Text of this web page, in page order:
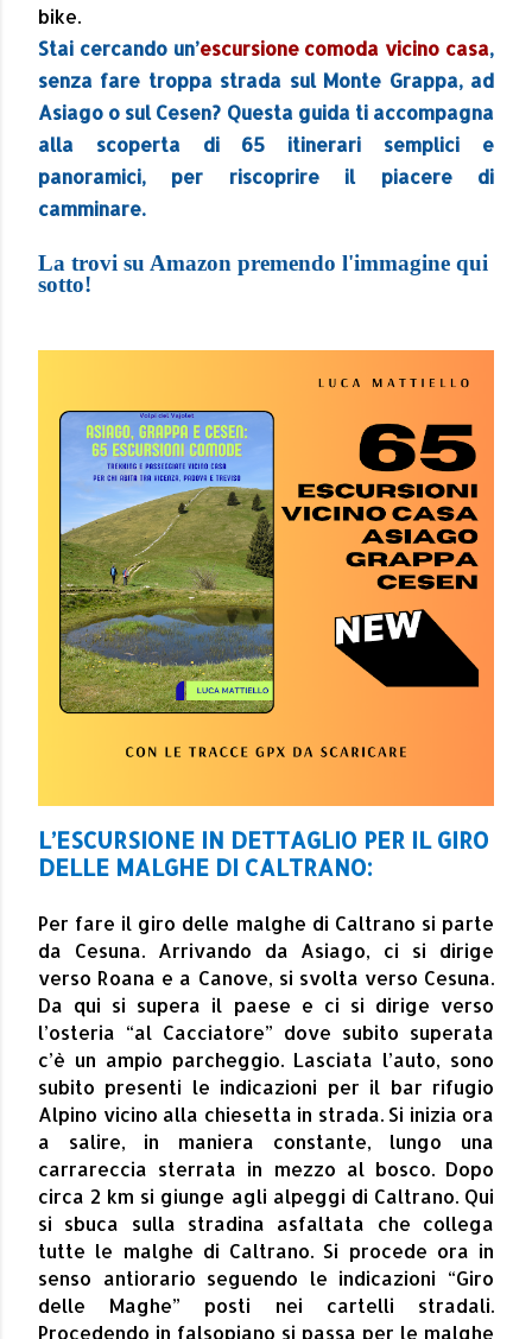
bike.
Stai cercando un’escursione comoda vicino casa,
senza fare troppa strada sul Monte Grappa, ad
Asiago o sul Cesen? Questa guida ti accompagna
alla scoperta di 65 itinerari semplici e
panoramici, per riscoprire il piacere di
camminare.
La trovi su Amazon premendo l'immagine qui
sotto!
L’ESCURSIONE IN DETTAGLIO PER IL GIRO
DELLE MALGHE DI CALTRANO:
Per fare il giro delle malghe di Caltrano si parte
da Cesuna. Arrivando da Asiago, ci si dirige
verso Roana e a Canove, si svolta verso Cesuna.
Da qui si supera il paese e ci si dirige verso
l’osteria “al Cacciatore” dove subito superata
c’è un ampio parcheggio. Lasciata l’auto, sono
subito presenti le indicazioni per il bar rifugio
Alpino vicino alla chiesetta in strada. Si inizia ora
a salire, in maniera constante, lungo una
carrareccia sterrata in mezzo al bosco. Dopo
circa 2 km si giunge agli alpeggi di Caltrano. Qui
si sbuca sulla stradina asfaltata che collega
tutte le malghe di Caltrano. Si procede ora in
senso antiorario seguendo le indicazioni “Giro
delle Maghe” posti nei cartelli stradali.
Procedendo in falsopiano si passa per le malghe